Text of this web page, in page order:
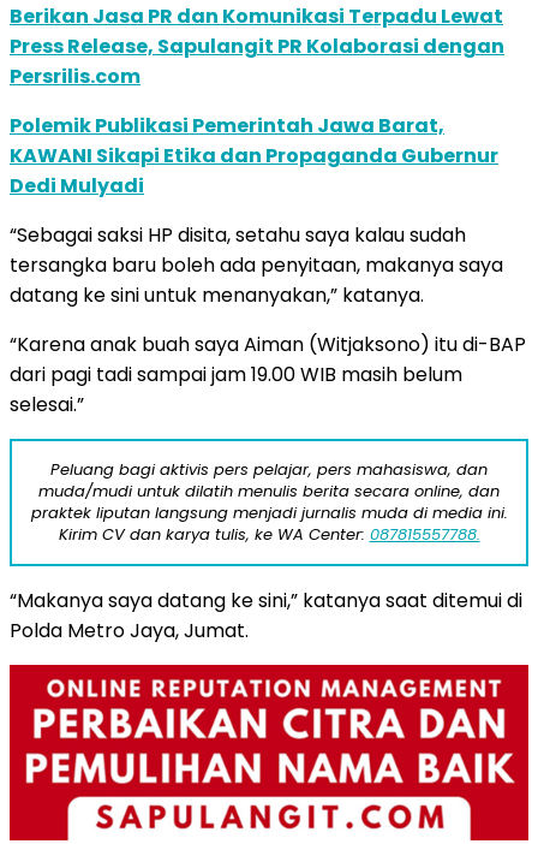
Berikan Jasa PR dan Komunikasi Terpadu Lewat
Press Release, Sapulangit PR Kolaborasi dengan
Persrilis.com
Polemik Publikasi Pemerintah Jawa Barat,
KAWANI Sikapi Etika dan Propaganda Gubernur
Dedi Mulyadi
“Sebagai saksi HP disita, setahu saya kalau sudah
tersangka baru boleh ada penyitaan, makanya saya
datang ke sini untuk menanyakan,” katanya.
“Karena anak buah saya Aiman (Witjaksono) itu di-BAP
dari pagi tadi sampai jam 19.00 WIB masih belum
selesai.”
Peluang bagi aktivis pers pelajar, pers mahasiswa, dan
muda/mudi untuk dilatih menulis berita secara online, dan
praktek liputan langsung menjadi jurnalis muda di media ini.
Kirim CV dan karya tulis, ke WA Center: 087815557788.
“Makanya saya datang ke sini,” katanya saat ditemui di
Polda Metro Jaya, Jumat.